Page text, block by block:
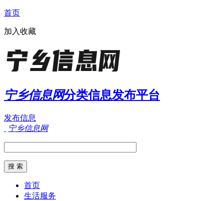
首页
加入收藏
宁乡信息网分类信息发布平台
发布信息
宁乡信息网
首页
生活服务